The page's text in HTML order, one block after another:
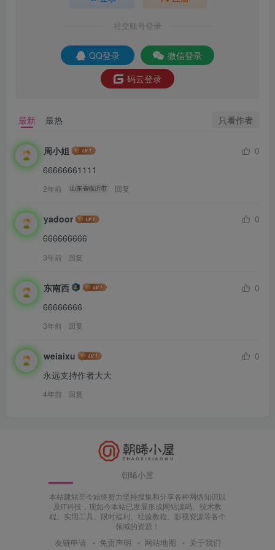
社交账号登录
QQ登录
微信登录
码云登录
最新 最热 只看作者
周小姐
0
66666661111
2年前 山东省临沂市 回复
yadoor
0
666666666
3年前 回复
东南西
0
66666666
3年前 回复
weiaixu
0
永远支持作者大大
4年前 回复
朝晞小屋
本站建站至今始终努力坚持搜集和分享各种网络知识以
及IT科技，现如今本站已发展形成网站源码、技术教
程、实用工具、限时福利、经验教程、影视资源等各个
领域的资源！
友链申请 免责声明 网站地图 关于我们